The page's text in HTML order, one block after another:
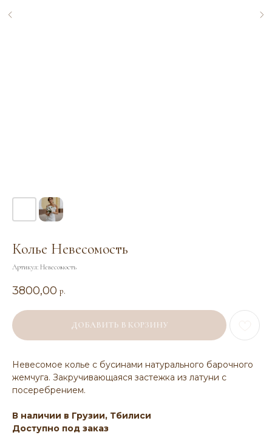
Колье Невесомость
Артикул: Невесомость
3800,00 р.
ДОБАВИТЬ В КОРЗИНУ
Невесомое колье с бусинами натурального барочного
жемчуга. Закручивающаяся застежка из латуни с
посеребрением.
В наличии в Грузии, Тбилиси
Доступно под заказ